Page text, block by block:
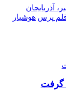
آذربایجان
پرس هوشیار
گرفت